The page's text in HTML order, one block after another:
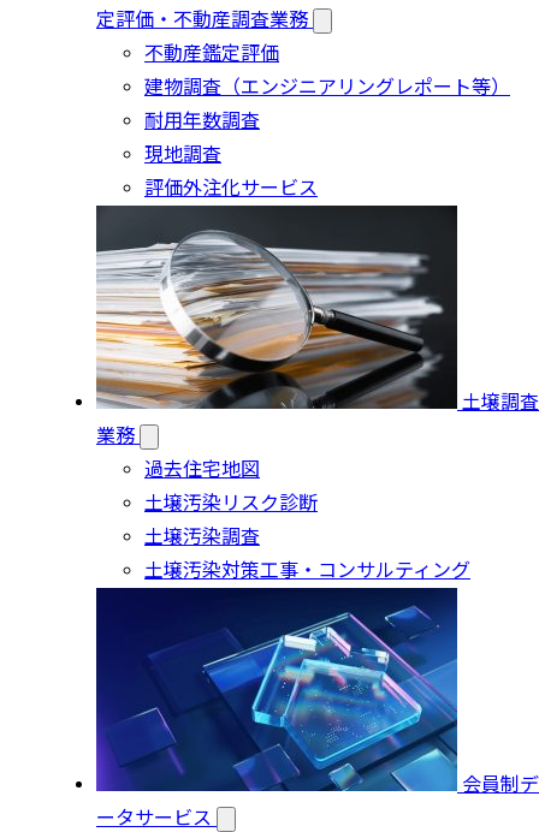
定評価・不動産調査業務
不動産鑑定評価
建物調査（エンジニアリングレポート等）
耐用年数調査
現地調査
評価外注化サービス
土壌調査
業務
過去住宅地図
土壌汚染リスク診断
土壌汚染調査
土壌汚染対策工事・コンサルティング
会員制デ
ータサービス